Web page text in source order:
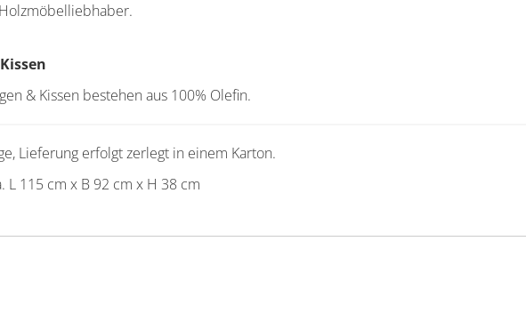
& Kissen bestehen aus 100% Olefin.
Lieferung erfolgt zerlegt in einem Karton.
L 115 cm x B 92 cm x H 38 cm